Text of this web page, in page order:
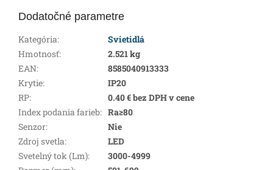
Dodatočné parametre
Kategória:
Svietidlá
Hmotnosť:
2.521 kg
EAN:
8585040913333
Krytie:
IP20
RP:
0.40 € bez DPH v cene
Index podania farieb: Ra≥80
Senzor:
Nie
Zdroj svetla:
LED
Svetelný tok (Lm):
3000-4999